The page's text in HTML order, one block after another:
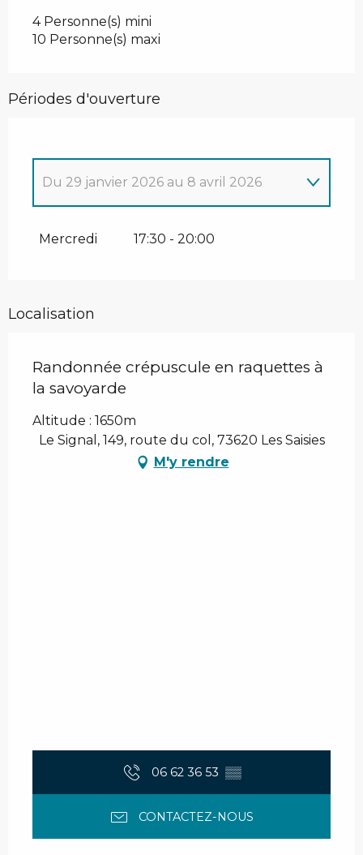
4 Personne(s) mini
10 Personne(s) maxi
Périodes d'ouverture
Du 29 janvier 2026 au 8 avril 2026
Mercredi 17:30 - 20:00
Localisation
Randonnée crépuscule en raquettes à
la savoyarde
Altitude : 1650m
Le Signal, 149, route du col, 73620 Les Saisies
M'y rendre
06 62 36 53 ▒▒
CONTACTEZ-NOUS